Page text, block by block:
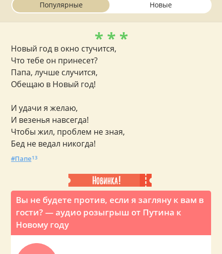
Популярные Новые
Вы не будете против, если я загляну к вам в
гости? — аудио розыгрыш от Путина к
Новому году
* * *
Новый год в окно стучится,
Что тебе он принесет?
Папа, лучше случится,
Обещаю в Новый год!
И удачи я желаю,
И везенья навсегда!
Чтобы жил, проблем не зная,
Бед не ведал никогда!
Папе13